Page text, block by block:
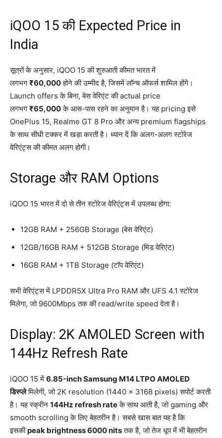
iQOO 15 की Expected Price in
India
सूत्रों के अनुसार, iQOO 15 की शुरुआती कीमत भारत में
लगभग ₹60,000होने की उम्मीद है, जिसमें लॉन्च ऑफर्स शामिल होंगे।
Launch offers के बिना, बेस वेरिएंट की actual price
लगभग ₹65,000के आस-पास रहने का अनुमान है। यह pricing इसे
OnePlus 15, Realme GT 8 Pro और अन्य premium flagships
के साथ सीधी टक्कर में खड़ा करती है। ध्यान दें कि अलग-अलग स्टोरेज
वेरिएंट्स की कीमत अलग होगी।
Storage और RAM Options
iQOO 15 भारत में दो से तीन स्टोरेज वेरिएंट्स में उपलब्ध होगा:
12GB RAM + 256GB Storage (बेस वेरिएंट)
12GB/16GB RAM + 512GB Storage (मिड वेरिएंट)
16GB RAM + 1TB Storage (टॉप वेरिएंट)
सभी वेरिएंट्स में LPDDR5X Ultra Pro RAM और UFS 4.1 स्टोरेज
मिलेगा, जो 9600Mbps तक की read/write speed देता है।
Display: 2K AMOLED Screen with
144Hz Refresh Rate
iQOO 15 में 6.85-inch Samsung M14 LTPO AMOLED
डिस्प्लेमिलेगी, जो 2K resolution (1440 x 3168 pixels) सपोर्ट करती
है। यह स्क्रीन 144Hz refresh rateके साथ आती है, जो gaming और
smooth scrolling के लिए बेहतरीन है। सबसे खास बात यह है कि
इसकीpeak brightness 6000 nitsतक है, जो तेज धूप में भी बेहतरीन